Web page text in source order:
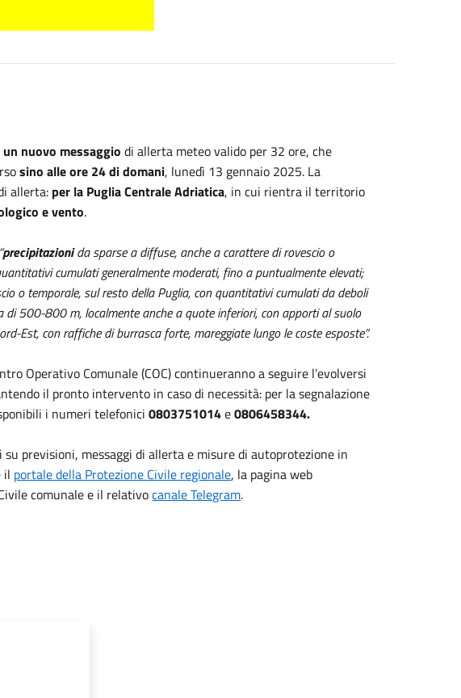
un nuovo messaggio di allerta meteo valido per 32 ore, che
sino alle ore 24 di domani, lunedì 13 gennaio 2025. La
allerta: per la Puglia Centrale Adriatica, in cui rientra il territorio
e vento.
“precipitazionida sparse a diffuse, anche a carattere di rovescio o
cumulati generalmente moderati, fino a puntualmente elevati;
o temporale, sul resto della Puglia, con quantitativi cumulati da deboli
500-800 m, localmente anche a quote inferiori, con apporti al suolo
Est, con raffiche di burrasca forte, mareggiate lungo le coste esposte”.
Operativo Comunale (COC) continueranno a seguire l’evolversi
il pronto intervento in caso di necessità: per la segnalazione
i numeri telefonici0803751014e0806458344.
previsioni, messaggi di allerta e misure di autoprotezione in
il portale della Protezione Civile regionale, la pagina web
comunale e il relativocanale Telegram.